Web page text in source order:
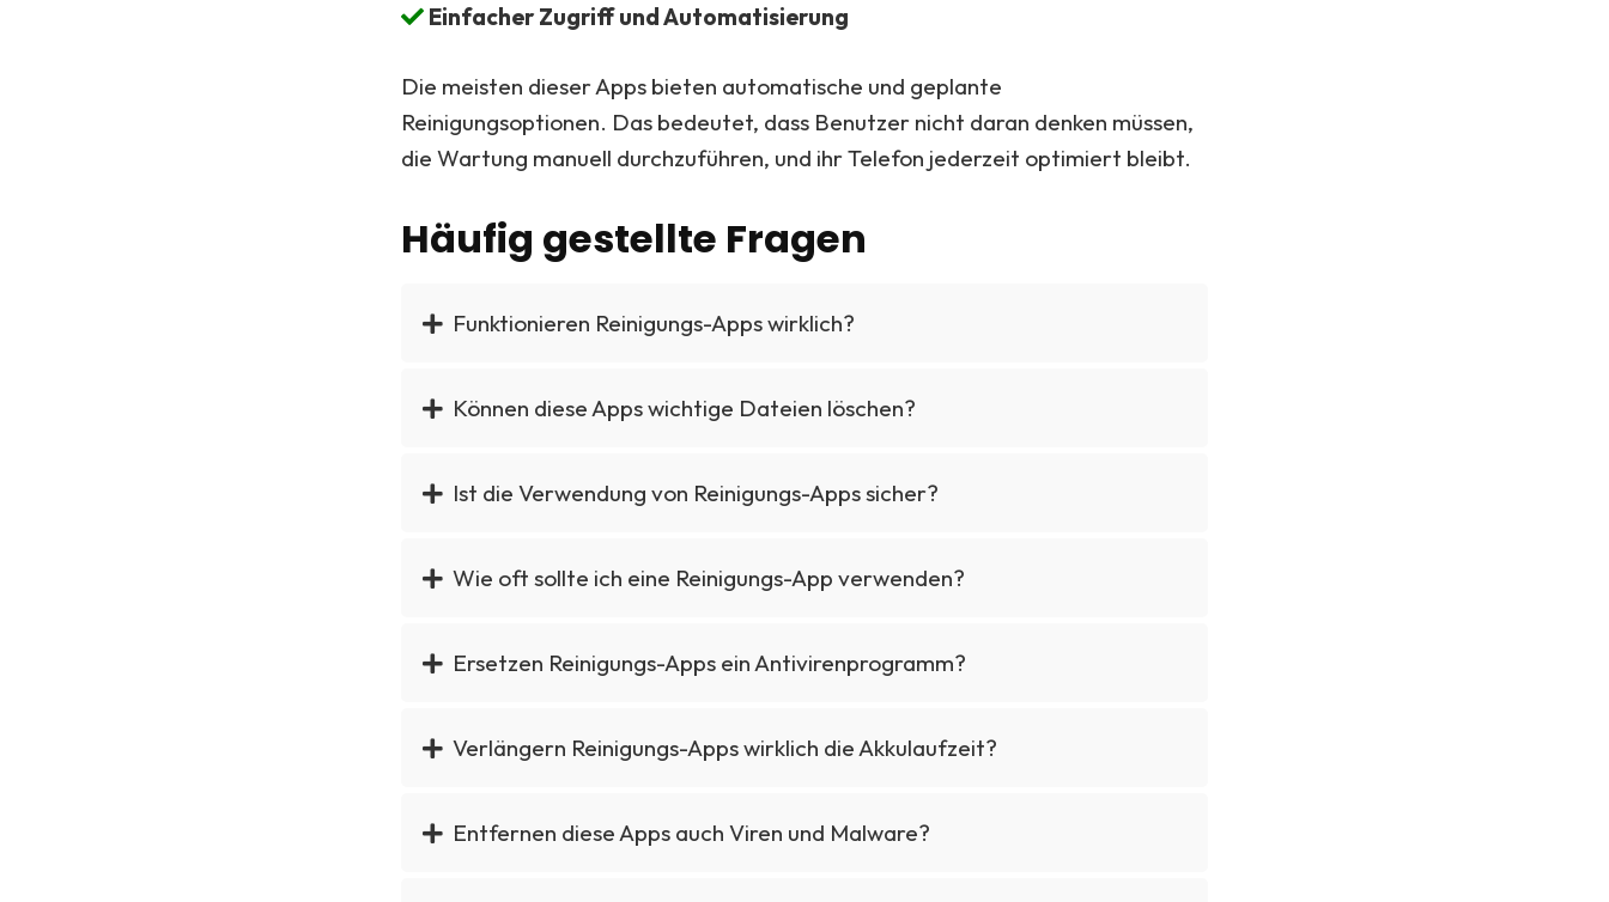
Einfacher Zugriff und Automatisierung
Die meisten dieser Apps bieten automatische und geplante
Reinigungsoptionen. Das bedeutet, dass Benutzer nicht daran denken müssen,
die Wartung manuell durchzuführen, und ihr Telefon jederzeit optimiert bleibt.
Häufig gestellte Fragen
Funktionieren Reinigungs-Apps wirklich?
Können diese Apps wichtige Dateien löschen?
Ist die Verwendung von Reinigungs-Apps sicher?
Wie oft sollte ich eine Reinigungs-App verwenden?
Ersetzen Reinigungs-Apps ein Antivirenprogramm?
Verlängern Reinigungs-Apps wirklich die Akkulaufzeit?
Entfernen diese Apps auch Viren und Malware?